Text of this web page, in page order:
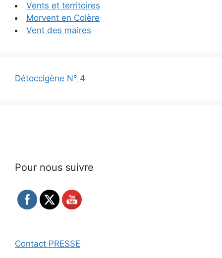
Vents et territoires
Morvent en Colère
Vent des maires
Détoccigène N° 4
Pour nous suivre
Contact PRESSE